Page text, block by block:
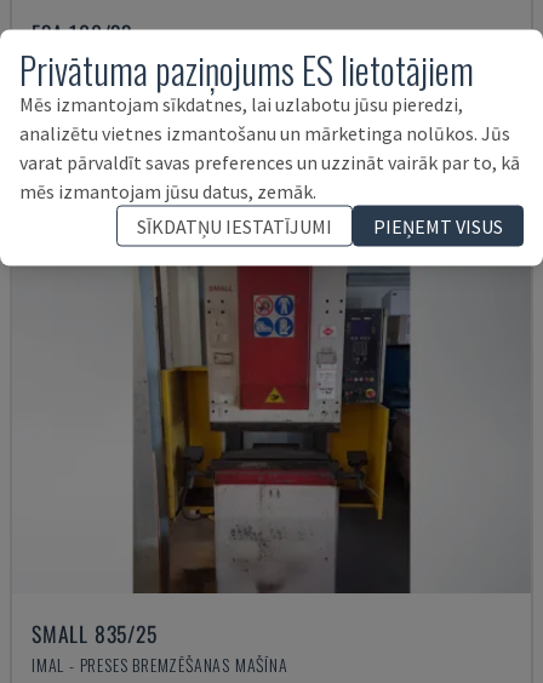
E3A 100/33
IMAL - PRESES BREMZĒŠANAS MAŠĪNA
1997
17.000 €
SMALL 835/25
IMAL - PRESES BREMZĒŠANAS MAŠĪNA
Privātuma paziņojums ES lietotājiem
Mēs izmantojam sīkdatnes, lai uzlabotu jūsu pieredzi,
analizētu vietnes izmantošanu un mārketinga nolūkos. Jūs
varat pārvaldīt savas preferences un uzzināt vairāk par to, kā
mēs izmantojam jūsu datus, zemāk.
SĪKDATŅU IESTATĪJUMI
PIEŅEMT VISUS